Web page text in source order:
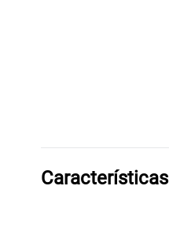
Características